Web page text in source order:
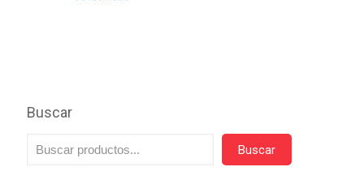
Buscar
Buscar